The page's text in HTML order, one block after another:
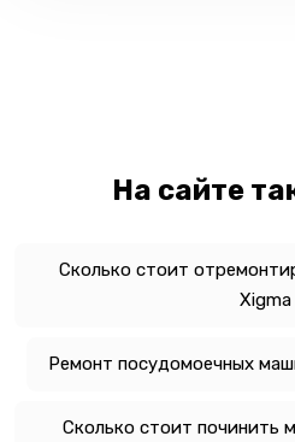
На сайте
Сколько стоит
Xigma
Ремонт посудомоечных
Сколько стоит починить